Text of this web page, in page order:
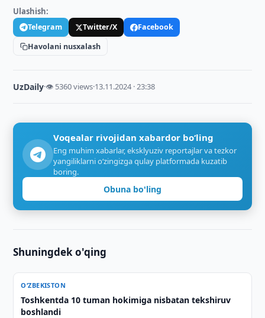
Ulashish:
Telegram Twitter/X
Facebook
Havolani nusxalash
UzDaily·👁 5360 views·13.11.2024 · 23:38
Voqealar rivojidan xabardor bo‘ling
Eng muhim xabarlar, eksklyuziv reportajlar va tezkor
yangiliklarni o‘zingizga qulay platformada kuzatib
boring.
Obuna bo'ling
Shuningdek o'qing
O‘ZBEKISTON
Toshkentda 10 tuman hokimiga nisbatan tekshiruv
boshlandi